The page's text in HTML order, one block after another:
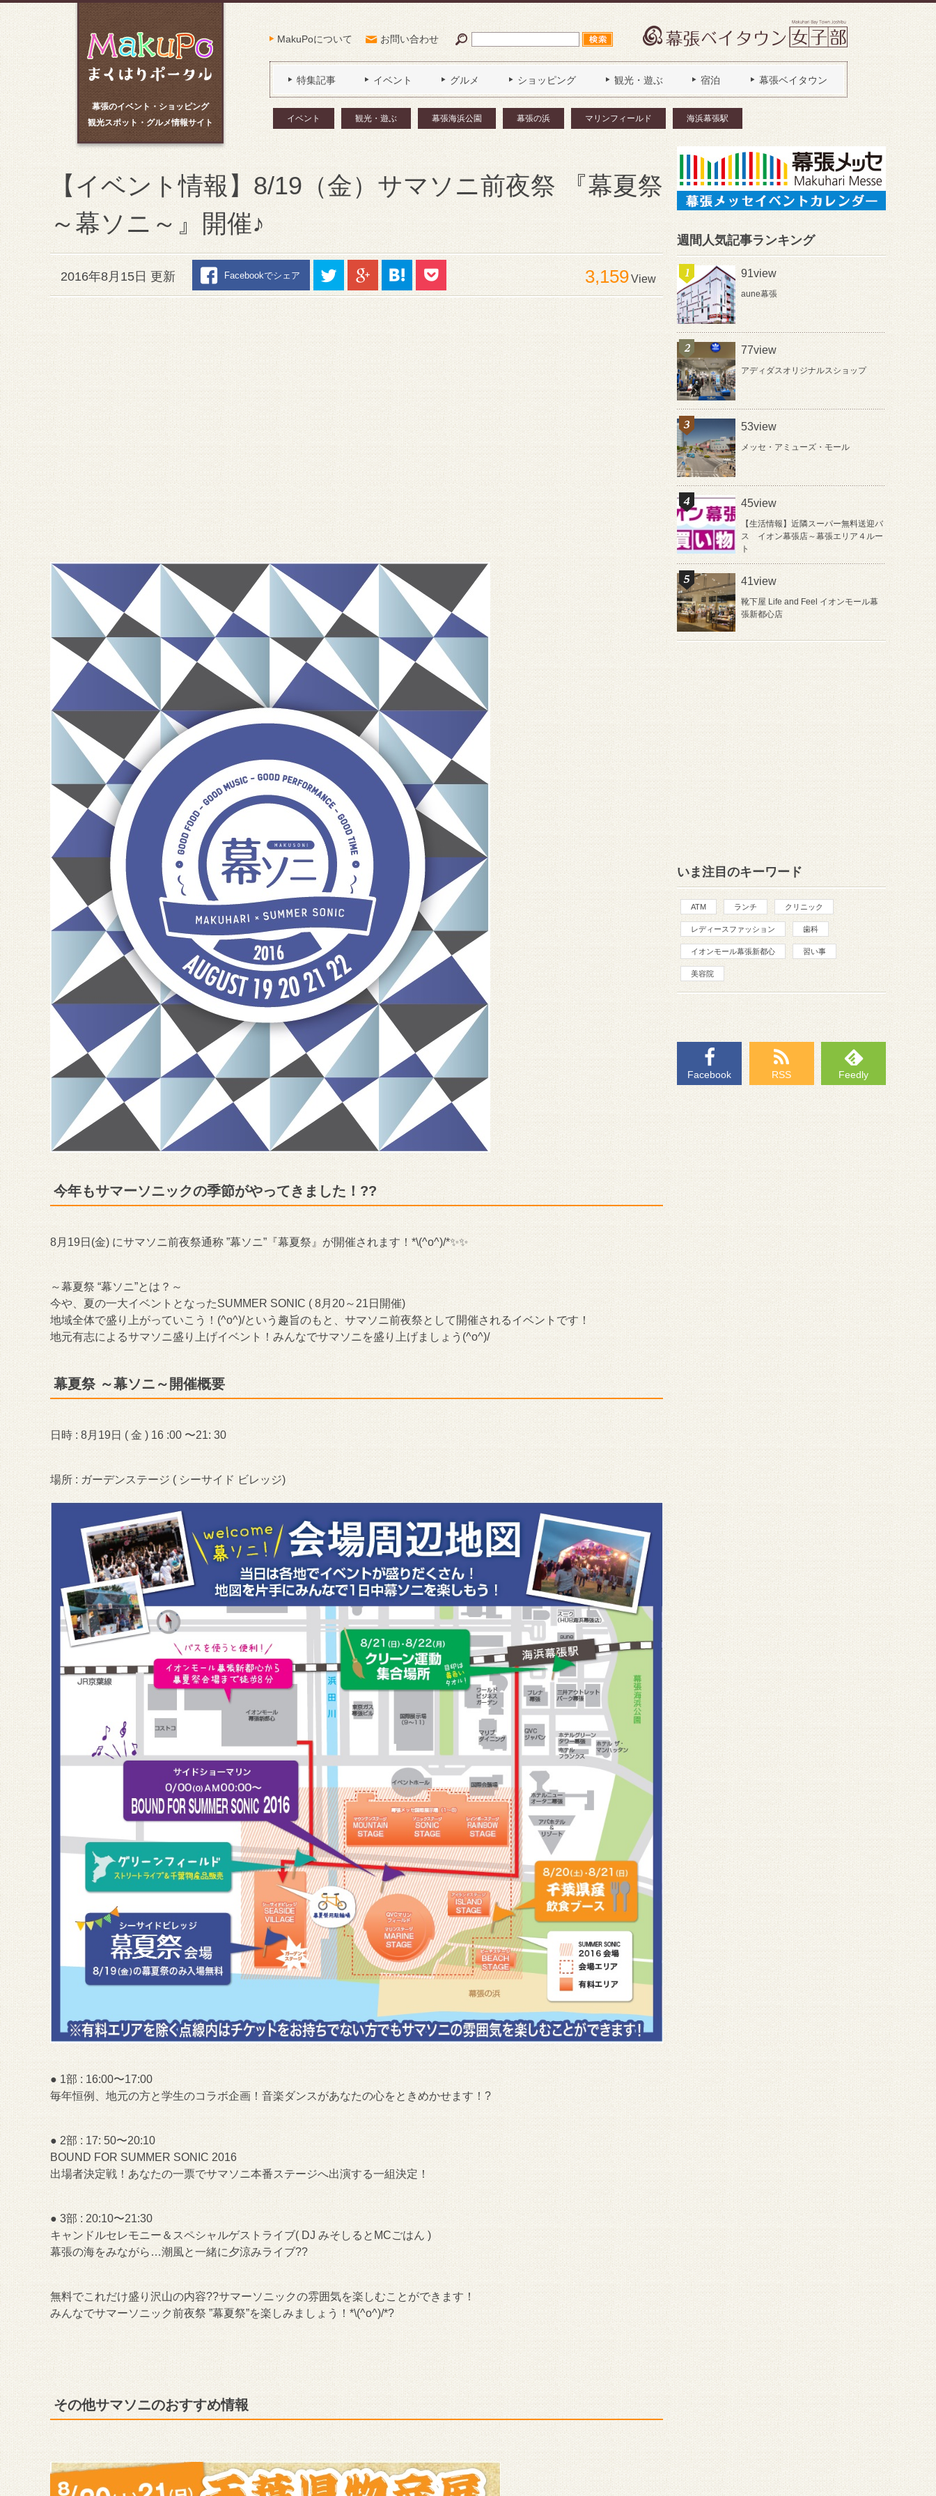
幕張のイベント・ショッピング
観光スポット・グルメ情報サイト
MakuPoについて お問い合わせ
特集記事 イベント グルメ ショッピング 観光・遊ぶ 宿泊 幕張ベイタウン
イベント 観光・遊ぶ 幕張海浜公園 幕張の浜 マリンフィールド 海浜幕張駅
【イベント情報】8/19（金）サマソニ前夜祭 『幕夏祭
～幕ソニ～』開催♪
2016年8月15日 更新 Facebookでシェア 3,159View
今年もサマーソニックの季節がやってきました！??
8月19日(金) にサマソニ前夜祭通称 ”幕ソニ”『幕夏祭』が開催されます！*\(^o^)/*✨✨
～幕夏祭 “幕ソニ”とは？～
今や、夏の一大イベントとなったSUMMER SONIC ( 8月20～21日開催)
地域全体で盛り上がっていこう！(^o^)/という趣旨のもと、サマソニ前夜祭として開催されるイベントです！
地元有志によるサマソニ盛り上げイベント！みんなでサマソニを盛り上げましょう(^o^)/
幕夏祭 ～幕ソニ～開催概要
日時 : 8月19日 ( 金 ) 16 :00 〜21: 30
場所 : ガーデンステージ ( シーサイド ビレッジ)
● 1部 : 16:00〜17:00
毎年恒例、地元の方と学生のコラボ企画！音楽ダンスがあなたの心をときめかせます！?
● 2部 : 17: 50〜20:10
BOUND FOR SUMMER SONIC 2016
出場者決定戦！あなたの一票でサマソニ本番ステージへ出演する一組決定！
● 3部 : 20:10〜21:30
キャンドルセレモニー＆スペシャルゲストライブ( DJ みそしるとMCごはん )
幕張の海をみながら…潮風と一緒に夕涼みライブ??
無料でこれだけ盛り沢山の内容??サマーソニックの雰囲気を楽しむことができます！
みんなでサマーソニック前夜祭 ”幕夏祭”を楽しみましょう！*\(^o^)/*?
その他サマソニのおすすめ情報
週間人気記事ランキング
91view
aune幕張
77view
アディダスオリジナルスショップ
53view
メッセ・アミューズ・モール
45view
【生活情報】近隣スーパー無料送迎バ
ス イオン幕張店～幕張エリア４ルー
ト
41view
靴下屋 Life and Feel イオンモール幕
張新都心店
いま注目のキーワード
ATM ランチ クリニック
レディースファッション 歯科
イオンモール幕張新都心 習い事
美容院
Facebook RSS Feedly